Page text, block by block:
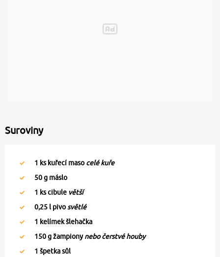
Suroviny
1 ks kuřecí maso celé kuře
50g máslo
1 ks cibule větší
0,25 l pivo světlé
1 kelímek šlehačka
150g žampionynebo čerstvé houby
1 špetka sůl